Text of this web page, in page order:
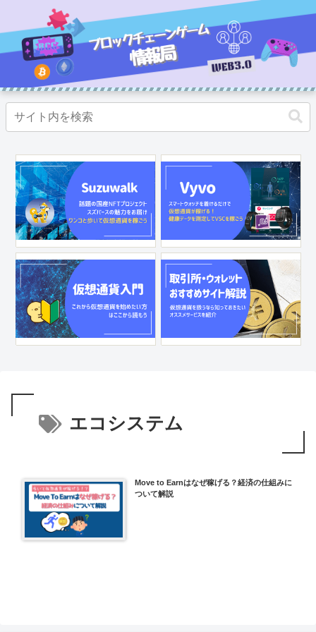
エコシステム
Move to Earnはなぜ稼げる？経済の仕組みに
ついて解説